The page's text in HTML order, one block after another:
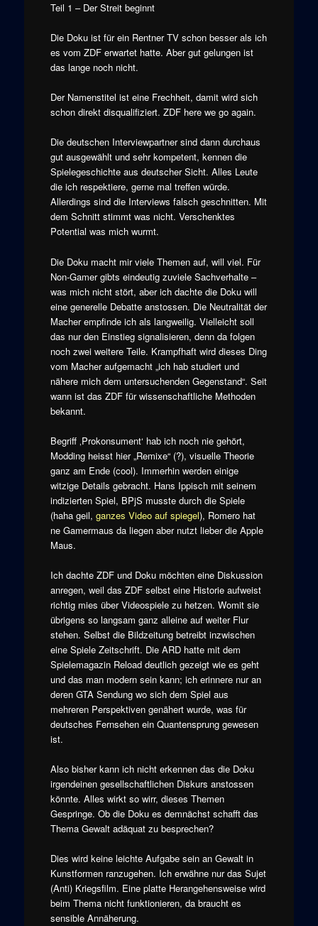
Teil 1 – Der Streit beginnt
Die Doku ist für ein Rentner TV schon besser als ich
es vom ZDF erwartet hatte. Aber gut gelungen ist
das lange noch nicht.
Der Namenstitel ist eine Frechheit, damit wird sich
schon direkt disqualifiziert. ZDF here we go again.
Die deutschen Interviewpartner sind dann durchaus
gut ausgewählt und sehr kompetent, kennen die
Spielegeschichte aus deutscher Sicht. Alles Leute
die ich respektiere, gerne mal treffen würde.
Allerdings sind die Interviews falsch geschnitten. Mit
dem Schnitt stimmt was nicht. Verschenktes
Potential was mich wurmt.
Die Doku macht mir viele Themen auf, will viel. Für
Non-Gamer gibts eindeutig zuviele Sachverhalte –
was mich nicht stört, aber ich dachte die Doku will
eine generelle Debatte anstossen. Die Neutralität der
Macher empfinde ich als langweilig. Vielleicht soll
das nur den Einstieg signalisieren, denn da folgen
noch zwei weitere Teile. Krampfhaft wird dieses Ding
vom Macher aufgemacht „ich hab studiert und
nähere mich dem untersuchenden Gegenstand“. Seit
wann ist das ZDF für wissenschaftliche Methoden
bekannt.
Begriff ‚Prokonsument‘ hab ich noch nie gehört,
Modding heisst hier „Remixe“ (?), visuelle Theorie
ganz am Ende (cool). Immerhin werden einige
witzige Details gebracht. Hans Ippisch mit seinem
indizierten Spiel, BPjS musste durch die Spiele
(haha geil, ganzes Video auf spiegel), Romero hat
ne Gamermaus da liegen aber nutzt lieber die Apple
Maus.
Ich dachte ZDF und Doku möchten eine Diskussion
anregen, weil das ZDF selbst eine Historie aufweist
richtig mies über Videospiele zu hetzen. Womit sie
übrigens so langsam ganz alleine auf weiter Flur
stehen. Selbst die Bildzeitung betreibt inzwischen
eine Spiele Zeitschrift. Die ARD hatte mit dem
Spielemagazin Reload deutlich gezeigt wie es geht
und das man modern sein kann; ich erinnere nur an
deren GTA Sendung wo sich dem Spiel aus
mehreren Perspektiven genähert wurde, was für
deutsches Fernsehen ein Quantensprung gewesen
ist.
Also bisher kann ich nicht erkennen das die Doku
irgendeinen gesellschaftlichen Diskurs anstossen
könnte. Alles wirkt so wirr, dieses Themen
Gespringe. Ob die Doku es demnächst schafft das
Thema Gewalt adäquat zu besprechen?
Dies wird keine leichte Aufgabe sein an Gewalt in
Kunstformen ranzugehen. Ich erwähne nur das Sujet
(Anti) Kriegsfilm. Eine platte Herangehensweise wird
beim Thema nicht funktionieren, da braucht es
sensible Annäherung.